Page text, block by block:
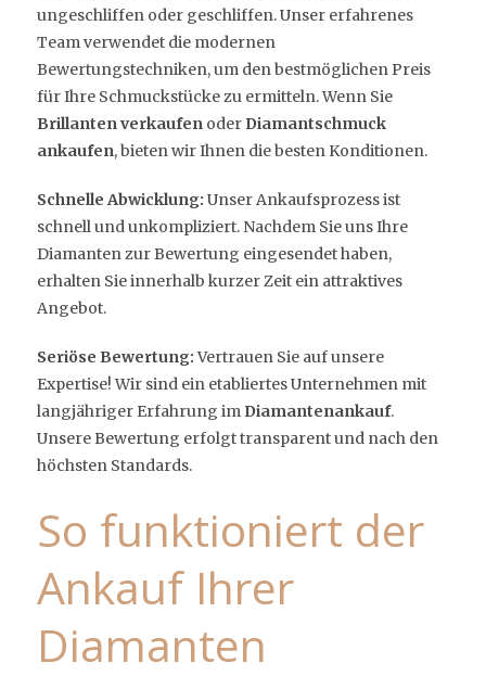
ungeschliffen oder geschliffen. Unser erfahrenes
Team verwendet die modernen
Bewertungstechniken, um den bestmöglichen Preis
für Ihre Schmuckstücke zu ermitteln. Wenn Sie
Brillanten verkaufen oder Diamantschmuck
ankaufen, bieten wir Ihnen die besten Konditionen.
Schnelle Abwicklung: Unser Ankaufsprozess ist
schnell und unkompliziert. Nachdem Sie uns Ihre
Diamanten zur Bewertung eingesendet haben,
erhalten Sie innerhalb kurzer Zeit ein attraktives
Angebot.
Seriöse Bewertung:Vertrauen Sie auf unsere
Expertise! Wir sind ein etabliertes Unternehmen mit
langjähriger Erfahrung im Diamantenankauf.
Unsere Bewertung erfolgt transparent und nach den
höchsten Standards.
So funktioniert der
Ankauf Ihrer
Diamanten